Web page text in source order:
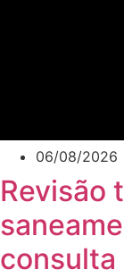
06/08/2026
Revisão
consulta